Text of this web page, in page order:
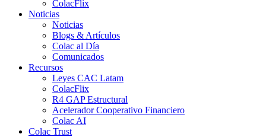
ColacFlix
Noticias
Noticias
Blogs & Artículos
Colac al Día
Comunicados
Recursos
Leyes CAC Latam
ColacFlix
R4 GAP Estructural
Acelerador Cooperativo Financiero
Colac AI
Colac Trust